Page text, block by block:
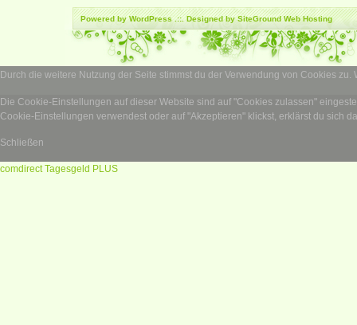
Powered byWordPress.::. Designed by SiteGroundWeb Hosting
Durch die weitere Nutzung der Seite stimmst du der Verwendung von Cookies zu.
Die Cookie-Einstellungen auf dieser Website sind auf "Cookies zulassen"
Cookie-Einstellungen verwendest oder auf "Akzeptieren" klickst, erklärst du sich
Schließen
comdirect Tagesgeld PLUS